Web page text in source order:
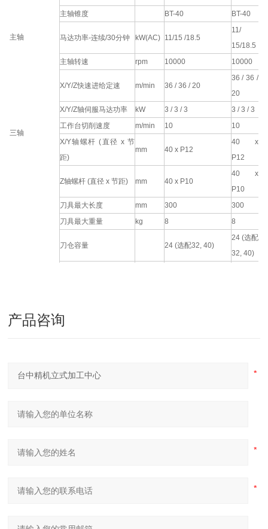
主轴
主轴锥度 BT-40 BT-40
马达功率-连续/30分钟 kW(AC) 11/15 /18.5
11/
15/18.5
主轴转速
rpm 10000 10000
三轴
X/Y/Z快速进给定速 m/min 36 / 36 / 20
36 / 36 /
20
X/Y/Z轴伺服马达功率
kW 3 / 3 / 3
3 / 3 / 3
工作台切削速度
m/min 10
10
X/Y轴螺杆 (直径 x 节
距)
mm 40 x P12
40 x
P12
Z轴螺杆 (直径 x 节距) mm 40 x P10
40 x
P10
刀具最大长度 mm 300
300
刀具最大重量
kg 8 8
刀仓容量 24 (选配32, 40)
24 (选配
32, 40)
换刀时间 (特殊)
选刀方式
气压源 (最小 / 最大）
标准控制器
机械重量
产品咨询